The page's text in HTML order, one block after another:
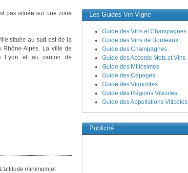
pas située sur une zone
située au sud est de la
Rhône-Alpes. La ville de
Lyon et au canton de
minimum et
Les Guides Vin-Vigne
Guide des Vins et Champagnes
Guide des Vins de Bordeaux
Guide des Champagnes
Guide des Accords Mets et Vins
Guide des Millésimes
Guide des Cépages
Guide des Vignobles
Guide des Régions Viticoles
Guide des Appellations Viticoles
Publicité